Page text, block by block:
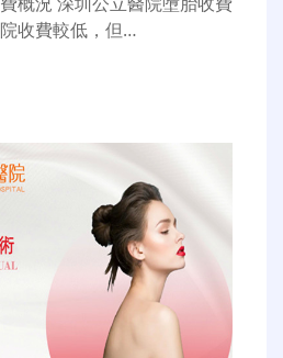
收費較低，但…